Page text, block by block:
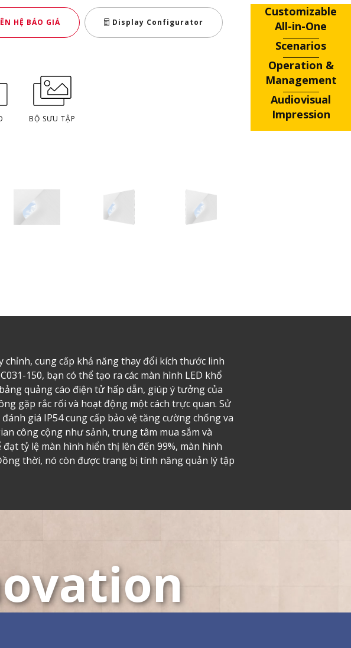
HỆ BÁO GIÁ Display Configurator
BỘ SƯU TẬP
chỉnh, cung cấp khả năng thay đổi kích thước linh
150, bạn có thể tạo ra các màn hình LED khổ
quảng cáo điện tử hấp dẫn, giúp ý tưởng của
gặp rắc rối và hoạt động một cách trực quan. Sử
giá IP54 cung cấp bảo vệ tăng cường chống va
công cộng như sảnh, trung tâm mua sắm và
tỷ lệ màn hình hiển thị lên đến 99%, màn hình
thời, nó còn được trang bị tính năng quản lý tập
Customizable
All-in-One
Scenarios
Operation &
Management
Audiovisual
Impression